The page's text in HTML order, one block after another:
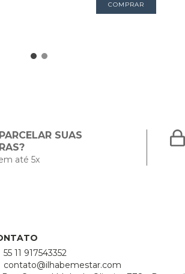
SUAS
até 5x
55 11 917543352
contato@ilhabemestar.com